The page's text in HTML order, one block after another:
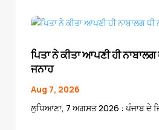
ਪਿਤਾ ਨੇ ਕੀਤਾ ਆਪਣੀ ਹੀ
ਜਨਾਹ
Aug 7, 2026
ਲੁਧਿਆਣਾ, 7 ਅਗਸਤ 2026 : ਪੰਜਾਬ ਦੇ